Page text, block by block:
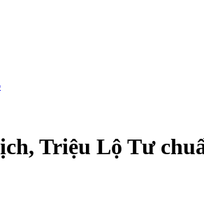
Triệu Lộ Tư